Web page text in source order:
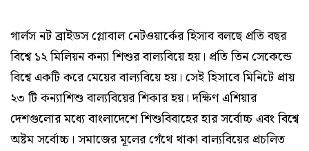
গার্লস নট ব্রাইডস গ্লোবাল নেটওয়ার্কের হিসাব বলছে প্রতি বছর
বিশ্বে ১২ মিলিয়ন কন্যা শিশুর বাল্যবিয়ে হয়। প্রতি তিন সেকেন্ডে
বিশ্বে একটি করে মেয়ের বাল্যবিয়ে হয়। সেই হিসাবে মিনিটে প্রায়
২৩ টি কন্যাশিশু বাল্যবিয়ের শিকার হয়। দক্ষিণ এশিয়ার
দেশগুলোর মধ্যে বাংলাদেশে শিশুবিবাহের হার সর্বোচ্চ এবং বিশ্বে
অষ্টম সর্বোচ্চ। সমাজের মূলের গেঁথে থাকা বাল্যবিয়ের প্রচলিত